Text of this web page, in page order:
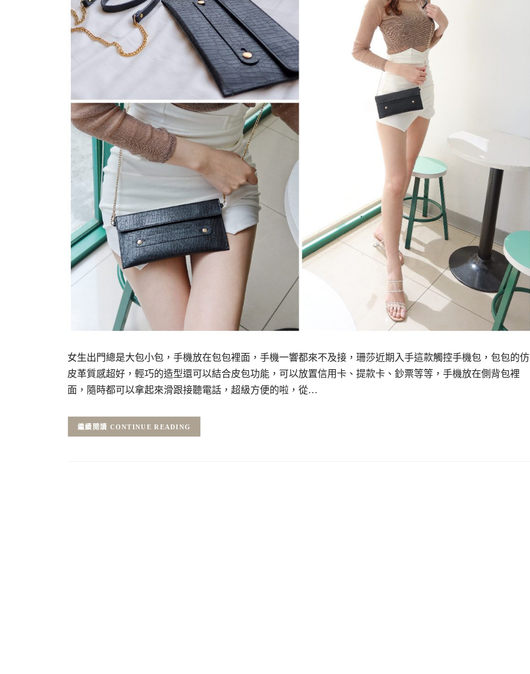
女生出門總是大包小包，手機放在包包裡面，手機一響都來不及接，珊莎近期入手這款觸控手機包，包包的仿
皮革質感超好，輕巧的造型還可以結合皮包功能，可以放置信用卡、提款卡、鈔票等等，手機放在側背包裡
面，隨時都可以拿起來滑跟接聽電話，超級方便的啦，從…
CONTINUE READING